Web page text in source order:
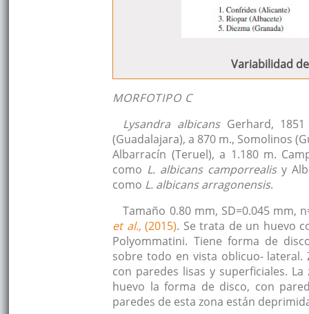
Variabilidad
MORFOTIPO C
Lysandra albicansGerhard, 1851
(Guadalajara), a 870 m., Somolinos
Albarracín (Teruel), a 1.180 m.
como L. albicans camporrealisy
como L. albicans arragonensis.
Tamaño 0.80 mm, SD=0.045
et al.,(2015). Se trata de un huevo
Polyommatini. Tiene forma de
sobre todo en vista oblicuo- lateral.
con paredes lisas y superficiales.
huevo la forma de disco, con
paredes de esta zona están